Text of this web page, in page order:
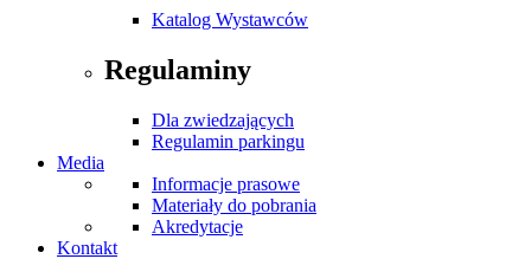
Katalog Wystawców
Regulaminy
Dla zwiedzających
Regulamin parkingu
Media
Informacje prasowe
Materiały do pobrania
Akredytacje
Kontakt